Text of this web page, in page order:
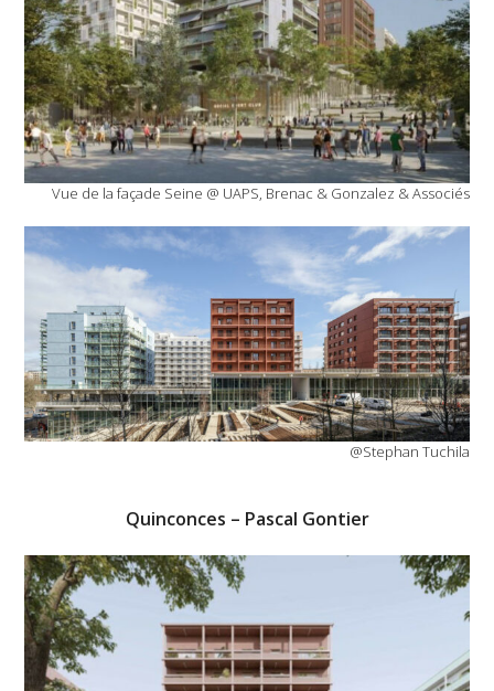
Vue de la façade Seine @ UAPS, Brenac & Gonzalez & Associés
@Stephan Tuchila
Quinconces – Pascal Gontier